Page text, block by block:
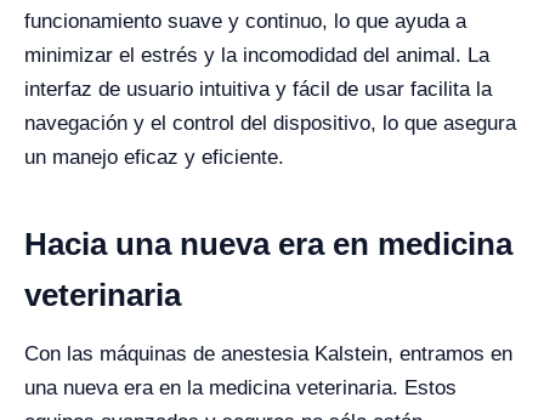
funcionamiento suave y continuo, lo que ayuda a
minimizar el estrés y la incomodidad del animal. La
interfaz de usuario intuitiva y fácil de usar facilita la
navegación y el control del dispositivo, lo que asegura
un manejo eficaz y eficiente.
Hacia una nueva era en medicina
veterinaria
Con las máquinas de anestesia Kalstein, entramos en
una nueva era en la medicina veterinaria. Estos